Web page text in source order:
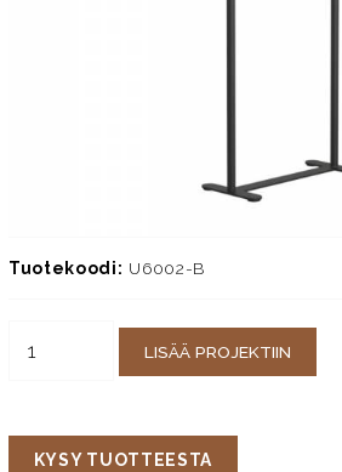
Tuotekoodi: U6002-B
LISÄÄ PROJEKTIIN
KYSY TUOTTEESTA